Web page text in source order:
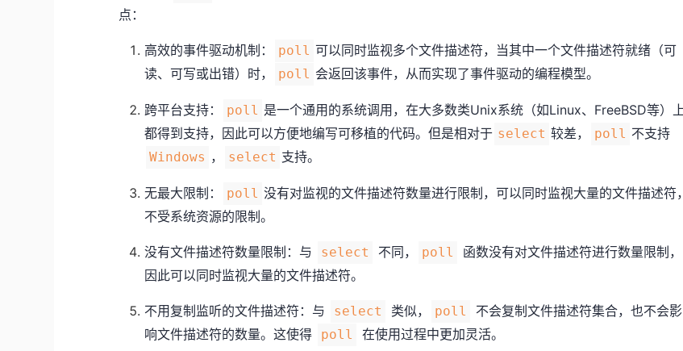
点：
高效的事件驱动机制： poll 可以同时监视多个文件描述符，当其中一个文件描述符就绪（可
读、可写或出错）时，
poll 会返回该事件，从而实现了事件驱动的编程模型。
跨平台支持： poll 是一个通用的系统调用，在大多数类Unix系统（如Linux、FreeBSD等）上
都得到支持，因此可以方便地编写可移植的代码。但是相对于 select 较差， poll 不支持
Windows ， select 支持。
无最大限制： poll 没有对监视的文件描述符数量进行限制，可以同时监视大量的文件描述符，
不受系统资源的限制。
没有文件描述符数量限制：与 select 不同， poll
函数没有对文件描述符进行数量限制，
因此可以同时监视大量的文件描述符。
不用复制监听的文件描述符：与 select 类似， poll
不会复制文件描述符集合，也不会影
响文件描述符的数量。这使得
poll 在使用过程中更加灵活。